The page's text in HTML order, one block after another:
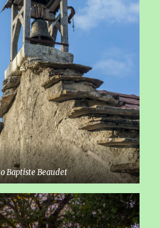
Baptiste Beaudet